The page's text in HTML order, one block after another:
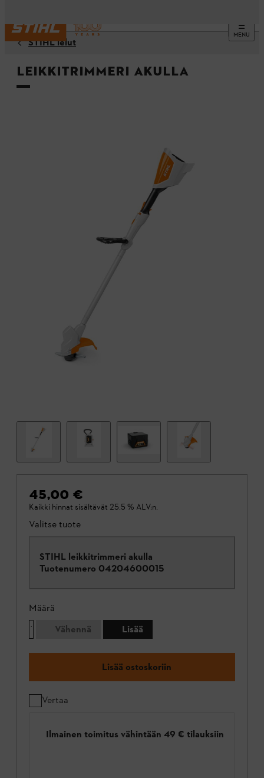
MENU
STIHL lelut
Leikkitrimmeri akulla
45,00 €
Kaikki hinnat sisältävät 25.5 % ALV:n.
Valitse tuote
STIHL leikkitrimmeri akulla
Tuotenumero 04204600015
Määrä
Vähennä
Lisää
Lisää ostoskoriin
Vertaa
Ilmainen toimitus vähintään 49 € tilauksiin